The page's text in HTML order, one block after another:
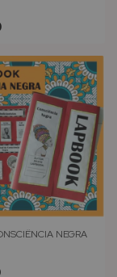
NEGRA